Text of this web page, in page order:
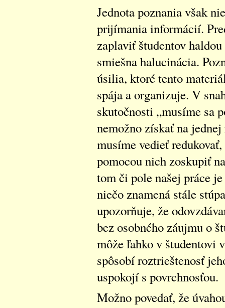
Jednota poznania však
prijímania informácií.
zaplaviť študentov
smiešna halucinácia.
úsilia, ktoré tento
spája a organizuje. V
skutočnosti „musíme sa
nemožno získať na
musíme vedieť
pomocou nich zoskupiť
tom či pole našej práce
niečo znamená stále
upozorňuje, že
bez osobného záujmu o
môže ľahko v študentovi
spôsobí roztrieštenosť
uspokojí s povrchnosťou.
Možno povedať, že